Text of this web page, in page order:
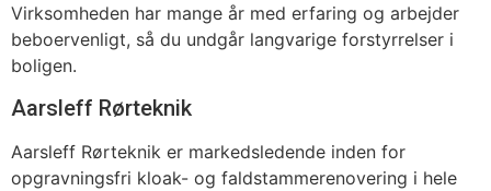
Virksomheden har mange år med erfaring og arbejder
beboervenligt, så du undgår langvarige forstyrrelser i
boligen.
Aarsleff Rørteknik
Aarsleff Rørteknik er markedsledende inden for
opgravningsfri kloak- og faldstammerenovering i hele